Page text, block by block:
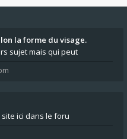
la forme du visage.
sujet mais qui peut
ici dans le foru